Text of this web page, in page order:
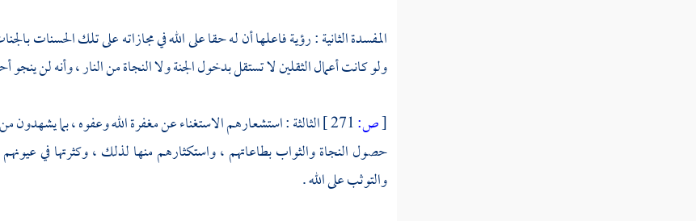
المفسدة الثانية : رؤية فاعلها أن له حقا على الله في مجازاته على تلك الحسنات
ولو كانت أعمال الثقلين لا تستقل بدخول الجنة ولا النجاة من النار ، وأنه لن ينجو
[ص:
الثالثة : استشعارهم الاستغناء عن مغفرة الله وعفوه ، بما
حصول النجاة والثواب بطاعاتهم ، واستكثارهم منها لذلك ، وكثرتها في
والتوثب على الله .